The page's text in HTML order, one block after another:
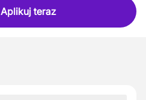
Aplikuj teraz